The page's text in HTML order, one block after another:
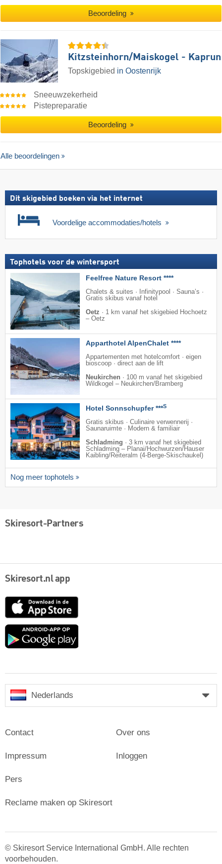
Beoordeling
Kitzsteinhorn/​Maiskogel - Kaprun
Topskigebied in Oostenrijk
Sneeuwzekerheid
Pistepreparatie
Beoordeling
Alle beoordelingen
Dit skigebied boeken via het internet
Voordelige accommodaties/hotels
Tophotels voor de wintersport
Feelfree Nature Resort ****
Chalets & suites · Infinitypool · Sauna’s ·
Gratis skibus vanaf hotel
Oetz · 1 km vanaf het skigebied Hochoetz
– Oetz
Apparthotel AlpenChalet ****
Appartementen met hotelcomfort · eigen
bioscoop · direct aan de lift
Neukirchen · 100 m vanaf het skigebied
Wildkogel – Neukirchen/​Bramberg
Hotel Sonnschupfer ***S
Gratis skibus · Culinaire verwennerij ·
Saunaruimte · Modern & familiair
Schladming · 3 km vanaf het skigebied
Schladming – Planai/​Hochwurzen/​Hauser
Kaibling/​Reiteralm (4-Berge-Skischaukel)
Nog meer tophotels
Skiresort-Partners
Skiresort.nl app
App
Google
Nederlands
Contact
Impressum
Pers
Over ons
Inloggen
Reclame maken op Skiresort
© Skiresort Service International GmbH. Alle rechten
voorbehouden.